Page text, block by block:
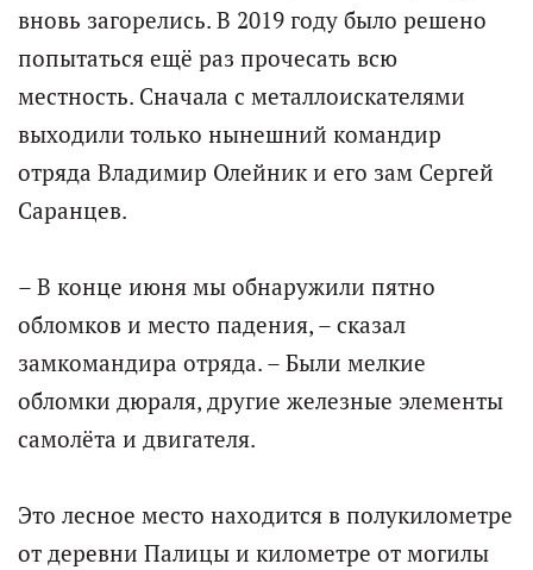
вновь загорелись. В 2019 году было решено
попытаться ещё раз прочесать всю
местность. Сначала с металлоискателями
выходили только нынешний командир
отряда Владимир Олейник и его зам Сергей
Саранцев.
– В конце июня мы обнаружили пятно
обломков и место падения, – сказал
замкомандира отряда. – Были мелкие
обломки дюраля, другие железные элементы
самолёта и двигателя.
Это лесное место находится в полукилометре
от деревни Палицы и километре от могилы